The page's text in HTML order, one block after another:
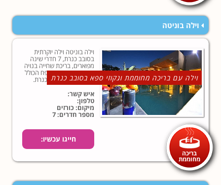
וילה בוניטה
וילה עם בריכה מחוממת וגקוזי ספא בסובב כנרת
בריכה
מחוממת
וילה בוניטה וילה יוקרתית
בסובב כנרת, 7 חדרי שינה
מפוארים, בריכת שחייה בנויה
במתחם חיצוני מטופח הכולל
גם גקוזי ספא ונוף לכנרת.
איש קשר:
טלפון:
מיקום: כורזים
מספר חדרים: 7
חייגו עכשיו: